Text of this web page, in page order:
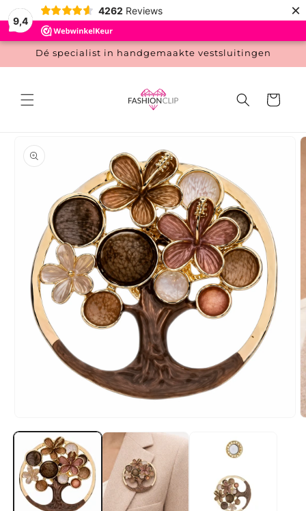
9,4
4262 Reviews ×
naar de
content
Dé specialist in handgemaakte vestsluitingen
1
openen
modaal